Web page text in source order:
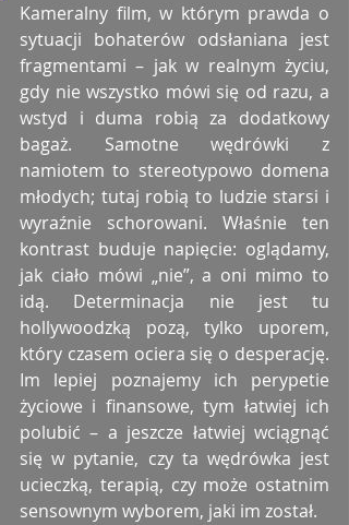
Kameralny film, w którym prawda o
sytuacji bohaterów odsłaniana jest
fragmentami – jak w realnym życiu,
gdy nie wszystko mówi się od razu, a
wstyd i duma robią za dodatkowy
bagaż. Samotne wędrówki z
namiotem to stereotypowo domena
młodych; tutaj robią to ludzie starsi i
wyraźnie schorowani. Właśnie ten
kontrast buduje napięcie: oglądamy,
jak ciało mówi „nie”, a oni mimo to
idą. Determinacja nie jest tu
hollywoodzką pozą, tylko uporem,
który czasem ociera się o desperację.
Im lepiej poznajemy ich perypetie
życiowe i finansowe, tym łatwiej ich
polubić – a jeszcze łatwiej wciągnąć
się w pytanie, czy ta wędrówka jest
ucieczką, terapią, czy może ostatnim
sensownym wyborem, jaki im został.